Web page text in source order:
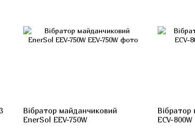
Вібратор майданчиковий
EnerSol EEV-750W
Вібратор
ECV-800W